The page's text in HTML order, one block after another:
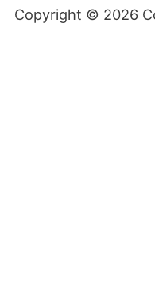
Copyright © 2026